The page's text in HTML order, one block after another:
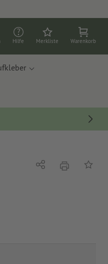
Hilfe Merkliste Warenkorb
Teilen DruckenAuf